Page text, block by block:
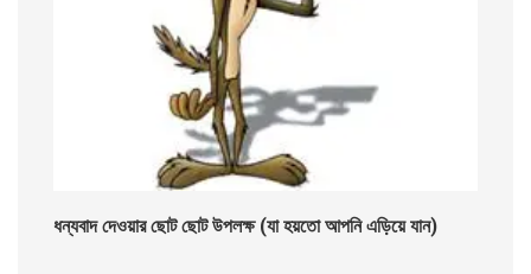
ধন্যবাদ দেওয়ার ছোট ছোট উপলক্ষ (যা হয়তো আপনি এড়িয়ে যান)